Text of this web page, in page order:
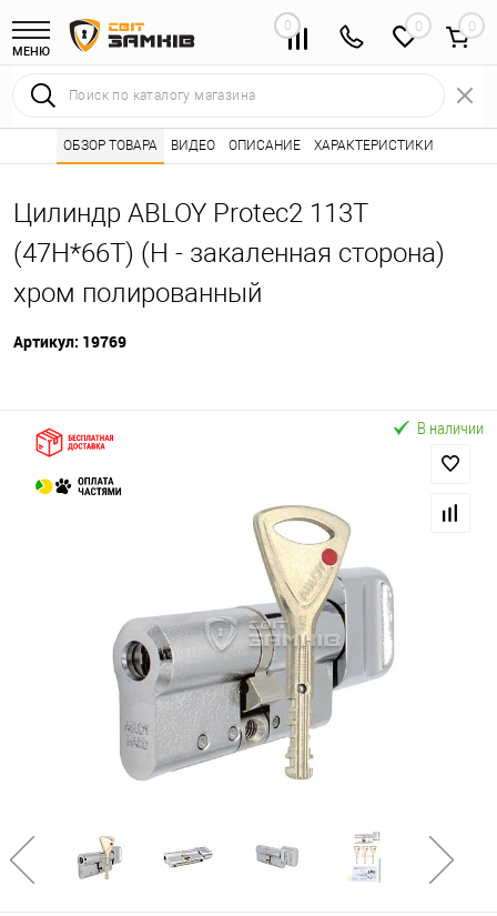
МЕНЮ
0 0
Интернет магазин замков Каталог товаров ⭐ • Сердцевины
Цилиндр ABLOY Protec2 113T
(47H*66T) (H - закаленная сторона)
хром полированный
Артикул: 19769
ОБЗОР ТОВАРА ВИДЕО ОПИСАНИЕ ХАРАКТЕРИСТИКИ
В наличии